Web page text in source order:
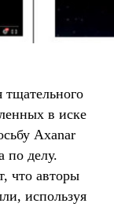
тщательного
в иске
Axanar
по делу.
что авторы
используя